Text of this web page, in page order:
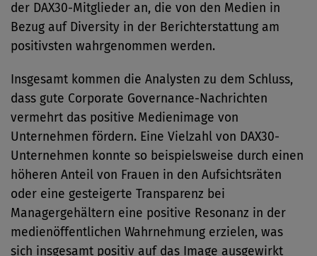
der DAX30-Mitglieder an, die von den Medien in
Bezug auf Diversity in der Berichterstattung am
positivsten wahrgenommen werden.
Insgesamt kommen die Analysten zu dem Schluss,
dass gute Corporate Governance-Nachrichten
vermehrt das positive Medienimage von
Unternehmen fördern. Eine Vielzahl von DAX30-
Unternehmen konnte so beispielsweise durch einen
höheren Anteil von Frauen in den Aufsichtsräten
oder eine gesteigerte Transparenz bei
Managergehältern eine positive Resonanz in der
medienöffentlichen Wahrnehmung erzielen, was
sich insgesamt positiv auf das Image ausgewirkt